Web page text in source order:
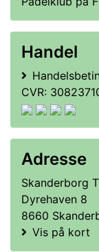
Handel
CVR:
Adresse
Skanderborg
Dyrehaven 8
8660
Vis på kort